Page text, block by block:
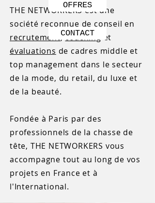
THE NETWORKERS est une
société reconnue de conseil en
recrutement,coaching et
évaluations de cadres middle et
top management dans le secteur
de la mode, du retail, du luxe et
de la beauté.
Fondée à Paris par des
professionnels de la chasse de
tête, THE NETWORKERS vous
accompagne tout au long de vos
projets en France et à
l'International.
OFFRES
CONTACT